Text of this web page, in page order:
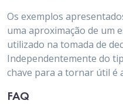
Os exemplos
uma aproximação de um
utilizado na tomada de
Independentemente do
chave para a tornar útil é
FAQ